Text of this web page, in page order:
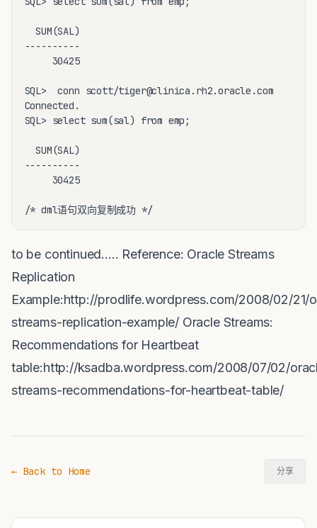
  SUM(SAL)
----------
     30425
SQL>  conn scott/tiger@clinica.rh2.oracle.com
Connected.
SQL> select sum(sal) from emp;
  SUM(SAL)
----------
     30425
/* dml语句双向复制成功 */
to be continued..... Reference: Oracle Streams
Replication
Example:http://prodlife.wordpress.com/2008/02/21/
streams-replication-example/ Oracle Streams:
Recommendations for Heartbeat
table:http://ksadba.wordpress.com/2008/07/02/
streams-recommendations-for-heartbeat-table/
← Back to Home 分享